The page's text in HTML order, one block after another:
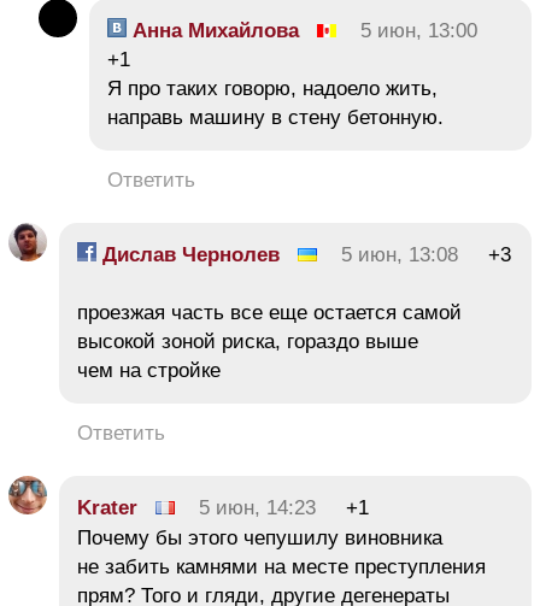
Анна Михайлова
5 июн, 13:00
+1
Я про таких говорю, надоело жить,
направь машину в стену бетонную.
Ответить
Дислав Чернолев 5 июн, 13:08 +3
проезжая часть все еще остается самой
высокой зоной риска, гораздо выше
чем на стройке
Ответить
Krater 5 июн, 14:23
+1
Почему бы этого чепушилу виновника
не забить камнями на месте преступления
прям? Того и гляди, другие дегенераты